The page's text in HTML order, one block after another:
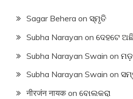
Sagar Behera on ସ୍ମୃତି
Subha Narayan on ଦେହଟେ ଅଛି
Subha Narayan Swain on
Subha Narayan Swain on
नीरजंन नायक on ବୋଲକରା